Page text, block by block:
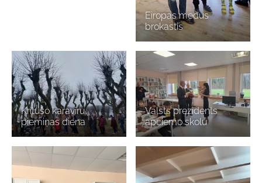
Eiropas medus
brokastis
Kritušo karavīru
piemiņas diena
Valsts prezidents
apciemo skolu